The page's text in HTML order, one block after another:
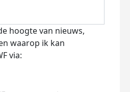
hoogte van nieuws,
waarop ik kan
via: